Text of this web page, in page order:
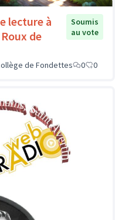
lecture à
de
Soumis
au vote
de Fondettes 0 0